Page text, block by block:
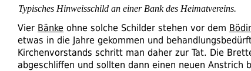
Typisches Hinweisschild an einer Bank des Heimatvereins.
Vier Bänke ohne solche Schilder stehen vor dem
etwas in die Jahre gekommen und
Kirchenvorstands schritt man daher zur Tat. Die
abgeschliffen und sollten dann einen neuen Anstrich